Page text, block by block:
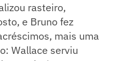
rasteiro,
e Bruno fez
mais uma
Wallace serviu